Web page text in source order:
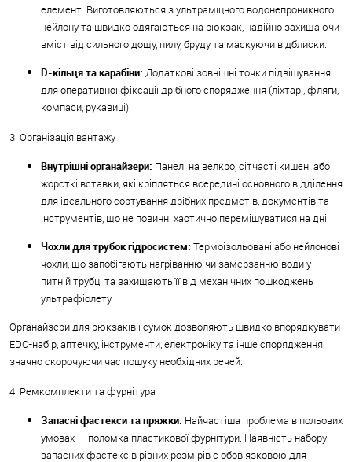
елемент. Виготовляються з ультраміцного водонепроникного
нейлону та швидко одягаються на рюкзак, надійно захищаючи
вміст від сильного дощу, пилу, бруду та маскуючи відблиски.
D-кільця та карабіни: Додаткові зовнішні точки підвішування
для оперативної фіксації дрібного спорядження (ліхтарі, фляги,
компаси, рукавиці).
3. Організація вантажу
Внутрішні органайзери: Панелі на велкро, сітчасті кишені або
жорсткі вставки, які кріпляться всередині основного відділення
для ідеального сортування дрібних предметів, документів та
інструментів, що не повинні хаотично перемішуватися на дні.
Чохли для трубок гідросистем: Термоізольовані або нейлонові
чохли, що запобігають нагріванню чи замерзанню води у
питній трубці та захищають її від механічних пошкоджень і
ультрафіолету.
Органайзери для рюкзаків і сумок дозволяють швидко впорядкувати
EDC-набір, аптечку, інструменти, електроніку та інше спорядження,
значно скорочуючи час пошуку необхідних речей.
4. Ремкомплекти та фурнітура
Запасні фастекси та пряжки: Найчастіша проблема в польових
умовах — поломка пластикової фурнітури. Наявність набору
запасних фастексів різних розмірів є обов'язковою для